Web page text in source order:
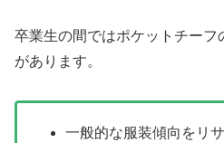
卒業生の間ではポケットチーフ
があります。
一般的な服装傾向をリ